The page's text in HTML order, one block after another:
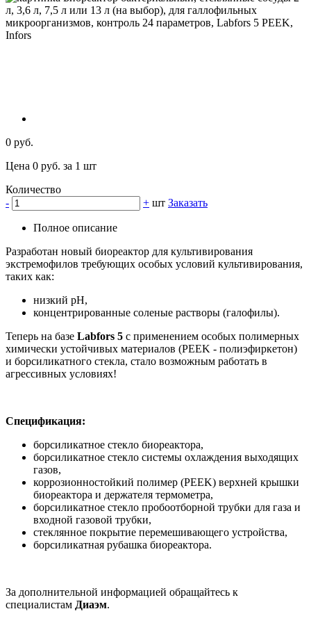
0 руб.
Цена 0 руб. за 1 шт
Количество
-
+ шт Заказать
Полное описание
Разработан новый биореактор для культивирования
экстремофилов требующих особых условий культивирования,
таких как:
низкий pH,
концентрированные соленые растворы (галофилы).
Теперь на базе Labfors 5 с применением особых полимерных
химически устойчивых материалов (PEEK - полиэфиркетон)
и борсиликатного стекла, стало возможным работать в
агрессивных условиях!
Cпецификация:
борсиликатное стекло биореактора,
борсиликатное стекло системы охлаждения выходящих
газов,
коррозионностойкий полимер (PEEK) верхней крышки
биореактора и держателя термометра,
борсиликатное стекло пробоотборной трубки для газа и
входной газовой трубки,
стеклянное покрытие перемешивающего устройства,
борсиликатная рубашка биореактора.
За дополнительной информацией обращайтесь к
специалистам Диаэм.